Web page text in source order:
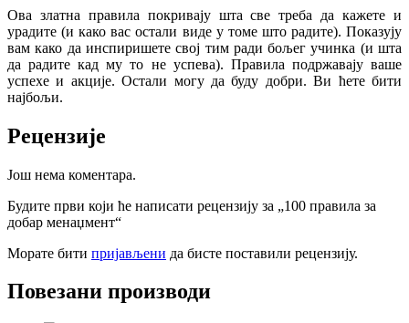
Ова златна правила покривају шта све треба да кажете и
урадите (и како вас остали виде у томе што радите). Показују
вам како да инспиришете свој тим ради бољег учинка (и шта
да радите кад му то не успева). Правила подржавају ваше
успехе и акције. Остали могу да буду добри. Ви ћете бити
најбољи.
Рецензије
Још нема коментара.
Будите први који ће написати рецензију за „100 правила за
добар менаџмент“
Морате бити пријављени да бисте поставили рецензију.
Повезани производи